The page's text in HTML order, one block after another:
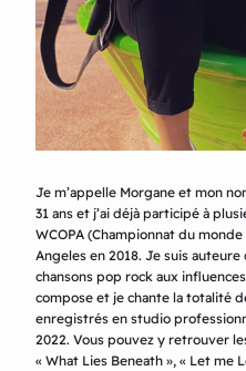
Je m’appelle Morgane et mon
31 ans et j’ai déjà participé à
WCOPA (Championnat du
Angeles en 2018. Je suis
chansons pop rock aux
compose et je chante la totalité
enregistrés en studio
2022. Vous pouvez y retrouver
« What Lies Beneath », « Let me